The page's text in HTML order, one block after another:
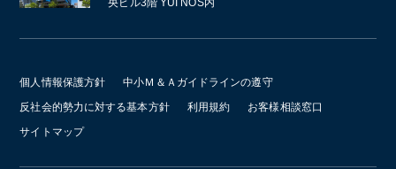
央ビル3階 YUI NOS内
個人情報保護方針
中小Ｍ＆Ａガイドラインの遵守
反社会的勢力に対する基本方針
利用規約
お客様相談窓口
サイトマップ